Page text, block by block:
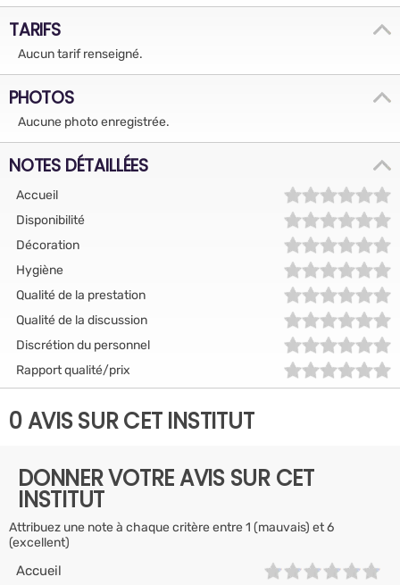
TARIFS
Aucun tarif renseigné.
PHOTOS
Aucune photo enregistrée.
NOTES DÉTAILLÉES
Accueil
Disponibilité
Décoration
Hygiène
Qualité de la prestation
Qualité de la discussion
Discrétion du personnel
Rapport qualité/prix
0 AVIS SUR CET INSTITUT
DONNER VOTRE AVIS SUR CET
INSTITUT
Attribuez une note à chaque critère entre 1 (mauvais) et 6
(excellent)
Accueil